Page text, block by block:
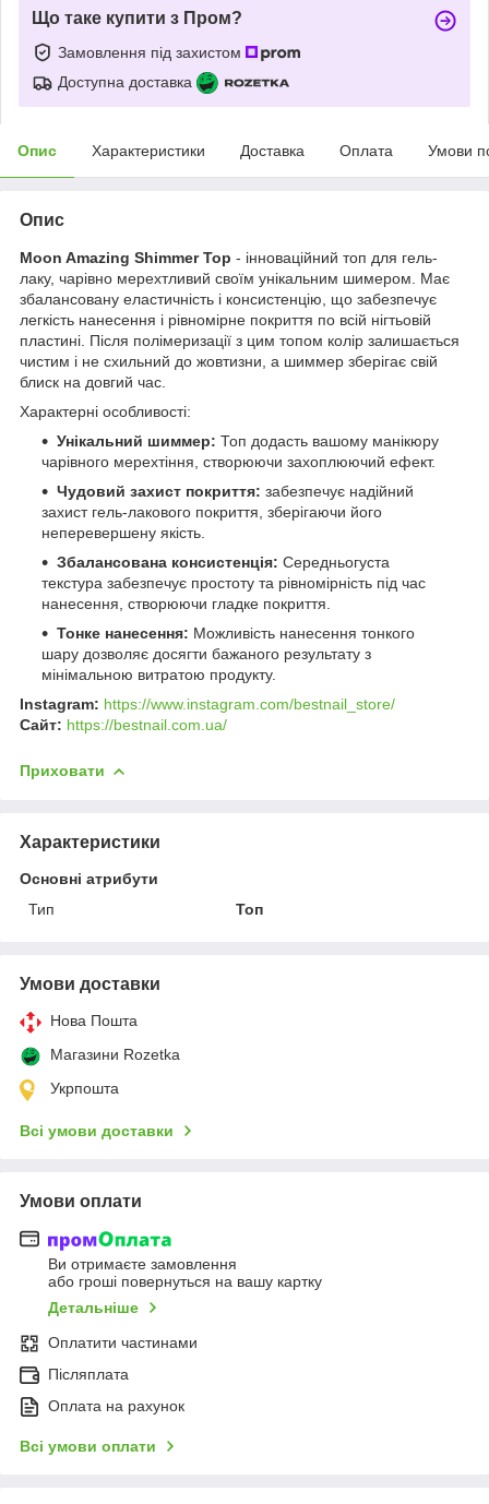
Що таке купити з Пром?
Замовлення під захистом
Доступна доставка
Опис Характеристики Доставка Оплата Умови
Опис
Moon Amazing Shimmer Top - інноваційний топ для гель-
лаку, чарівно мерехтливий своїм унікальним шимером. Має
збалансовану еластичність і консистенцію, що забезпечує
легкість нанесення і рівномірне покриття по всій нігтьовій
пластині. Після полімеризації з цим топом колір залишається
чистим і не схильний до жовтизни, а шиммер зберігає свій
блиск на довгий час.
Характерні особливості:
Унікальний шиммер: Топ додасть вашому манікюру
чарівного мерехтіння, створюючи захоплюючий ефект.
Чудовий захист покриття: забезпечує надійний
захист гель-лакового покриття, зберігаючи його
неперевершену якість.
Збалансована консистенція: Середньогуста
текстура забезпечує простоту та рівномірність під час
нанесення, створюючи гладке покриття.
Тонке нанесення: Можливість нанесення тонкого
шару дозволяє досягти бажаного результату з
мінімальною витратою продукту.
Instagram: https://www.instagram.com/bestnail_store/
Сайт: https://bestnail.com.ua/
Приховати
Характеристики
Основні атрибути
Тип
Топ
Умови доставки
Нова Пошта
Магазини Rozetka
Укрпошта
Всі умови доставки
Умови оплати
Ви отримаєте замовлення
або гроші повернуться на вашу картку
Детальніше
Оплатити частинами
Післяплата
Оплата на рахунок
Всі умови оплати